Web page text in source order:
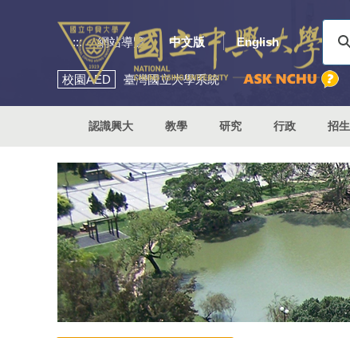
::: 網站導覽 中文版 English
校園AED 臺灣國立大學系統
認識興大 教學 研究 行政 招生